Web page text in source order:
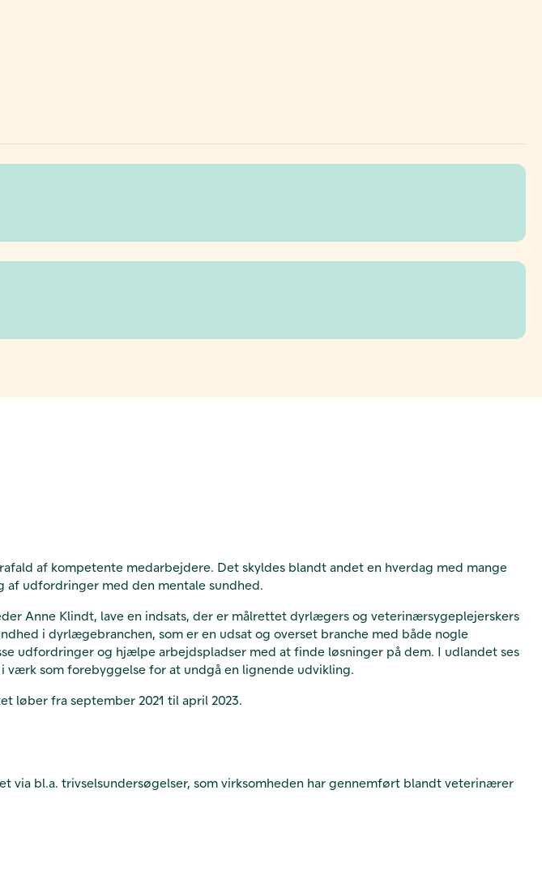
af kompetente medarbejdere. Det skyldes blandt andet en hverdag med mange
af udfordringer med den mentale sundhed.
Anne Klindt, lave en indsats, der er målrettet dyrlægers og veterinærsygeplejerskers
i dyrlægebranchen, som er en udsat og overset branche med både nogle
udfordringer og hjælpe arbejdspladser med at finde løsninger på dem. I udlandet ses
som forebyggelse for at undgå en lignende udvikling.
løber fra september 2021 til april 2023.
via bl.a. trivselsundersøgelser, som virksomheden har gennemført blandt veterinærer